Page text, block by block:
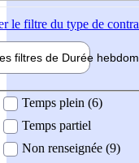
le filtre du type de
filtres de Durée hebdo
Temps plein (6)
Temps partiel
Non renseignée (9)